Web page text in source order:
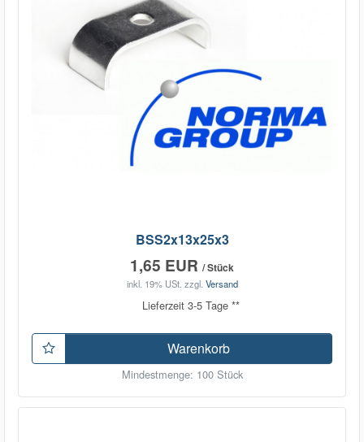
BSS2x13x25x3
1,65 EUR / Stück
inkl. 19% USt. zzgl. Versand
Lieferzeit 3-5 Tage **
Warenkorb
Mindestmenge: 100 Stück